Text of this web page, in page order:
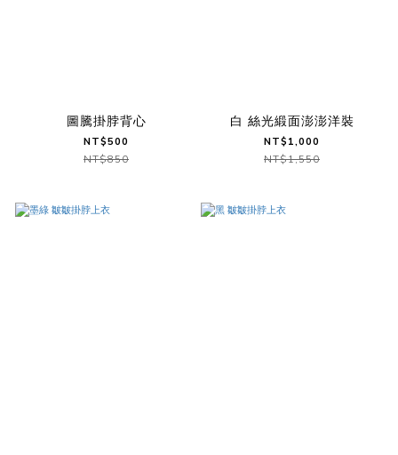
圖騰掛脖背心
NT$500
NT$850
白 絲光緞面澎澎洋裝
NT$1,000
NT$1,550